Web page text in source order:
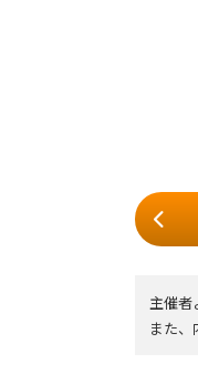
主催者
また、